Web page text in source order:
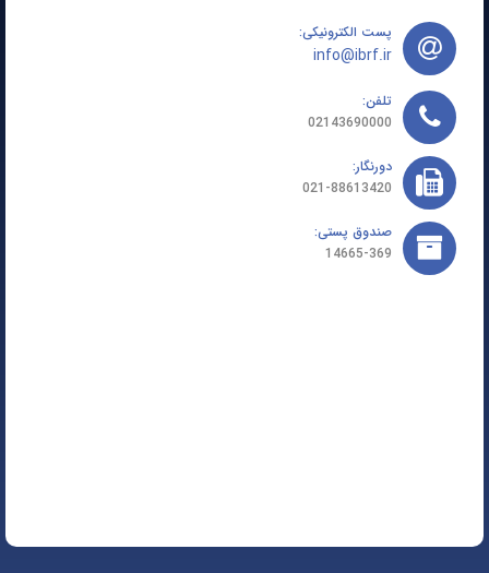
پست الکترونیکی:
info@ibrf.ir
تلفن:
02143690000
دورنگار:
021-88613420
صندوق پستی:
14665-369